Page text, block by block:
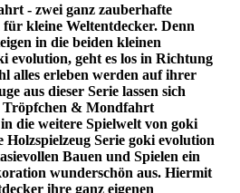
- zwei ganz zauberhafte
kleine Weltentdecker. Denn
in die beiden kleinen
evolution, geht es los in Richtung
alles erleben werden auf ihrer
aus dieser Serie lassen sich
Tröpfchen & Mondfahrt
die weitere Spielwelt von goki
Holzspielzeug Serie goki evolution
Bauen und Spielen ein
wunderschön aus. Hiermit
ihre ganz eigenen